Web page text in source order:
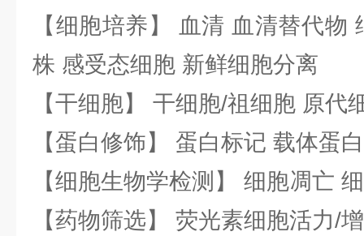
【细胞培养】 血清 血清替代物
株 感受态细胞 新鲜细胞分离
【干细胞】 干细胞/祖细胞 原代
【蛋白修饰】 蛋白标记 载体蛋
【细胞生物学检测】 细胞凋亡
【药物筛选】 荧光素细胞活力/